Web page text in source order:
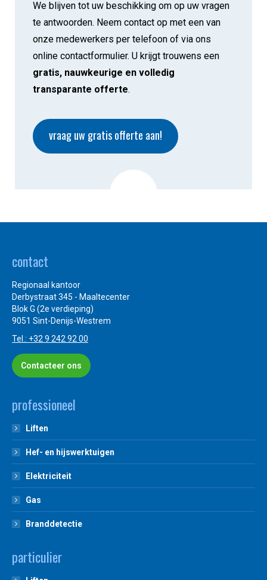
We blijven tot uw beschikking om op uw vragen
te antwoorden. Neem contact op met een van
onze medewerkers per telefoon of via ons
online contactformulier. U krijgt trouwens een
gratis, nauwkeurige en volledig
transparante offerte.
vraag uw gratis offerte aan!
contact
Regionaal kantoor
Derbystraat 345 - Maaltecenter
Blok G (2e verdieping)
9051 Sint-Denijs-Westrem
Tel.: +32 9 242 92 00
Contacteer ons
professioneel
Liften
Hef- en hijswerktuigen
Elektriciteit
Gas
Branddetectie
particulier